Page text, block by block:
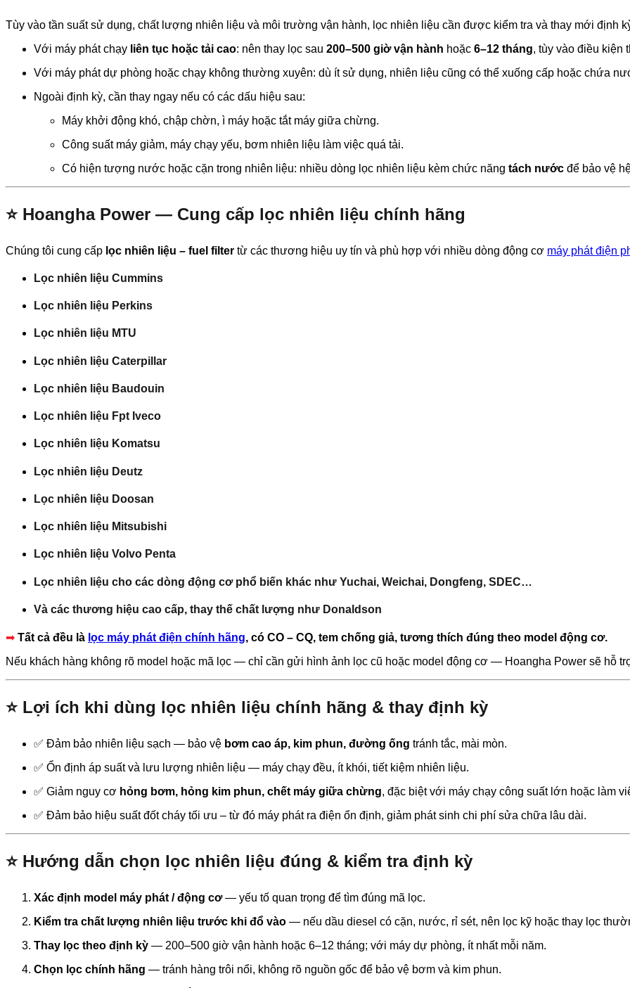
Tùy vào tần suất sử dụng, chất lượng nhiên liệu và môi trường vận hành, lọc nhiên liệu cần được kiểm tra và thay mới định
Với máy phát chạy liên tục hoặc tải cao: nên thay lọc sau 200–500 giờ vận hành hoặc 6–12 tháng, tùy vào điều kiện
Với máy phát dự phòng hoặc chạy không thường xuyên: dù ít sử dụng, nhiên liệu cũng có thể xuống cấp hoặc chứa
Ngoài định kỳ, cần thay ngay nếu có các dấu hiệu sau:
Máy khởi động khó, chập chờn, ì máy hoặc tắt máy giữa chừng.
Công suất máy giảm, máy chạy yếu, bơm nhiên liệu làm việc quá tải.
Có hiện tượng nước hoặc cặn trong nhiên liệu: nhiều dòng lọc nhiên liệu kèm chức năng tách nước để bảo vệ
⭐ Hoangha Power — Cung cấp lọc nhiên liệu chính hãng
Chúng tôi cung cấp lọc nhiên liệu – fuel filter từ các thương hiệu uy tín và phù hợp với nhiều dòng động cơ máy phát điện
Lọc nhiên liệu Cummins
Lọc nhiên liệu Perkins
Lọc nhiên liệu MTU
Lọc nhiên liệu Caterpillar
Lọc nhiên liệu Baudouin
Lọc nhiên liệu Fpt Iveco
Lọc nhiên liệu Komatsu
Lọc nhiên liệu Deutz
Lọc nhiên liệu Doosan
Lọc nhiên liệu Mitsubishi
Lọc nhiên liệu Volvo Penta
Lọc nhiên liệu cho các dòng động cơ phổ biến khác như Yuchai, Weichai, Dongfeng, SDEC…
Và các thương hiệu cao cấp, thay thế chất lượng như Donaldson
➡ Tất cả đều là lọc máy phát điện chính hãng, có CO – CQ, tem chống giả, tương thích đúng theo model động cơ.
Nếu khách hàng không rõ model hoặc mã lọc — chỉ cần gửi hình ảnh lọc cũ hoặc model động cơ — Hoangha Power sẽ hỗ
⭐ Lợi ích khi dùng lọc nhiên liệu chính hãng & thay định kỳ
✅ Đảm bảo nhiên liệu sạch — bảo vệ bơm cao áp, kim phun, đường ống tránh tắc, mài mòn.
✅ Ổn định áp suất và lưu lượng nhiên liệu — máy chạy đều, ít khói, tiết kiệm nhiên liệu.
✅ Giảm nguy cơ hỏng bơm, hỏng kim phun, chết máy giữa chừng, đặc biệt với máy chạy công suất lớn hoặc làm
✅ Đảm bảo hiệu suất đốt cháy tối ưu – từ đó máy phát ra điện ổn định, giảm phát sinh chi phí sửa chữa lâu dài.
⭐ Hướng dẫn chọn lọc nhiên liệu đúng & kiểm tra định kỳ
Xác định model máy phát / động cơ— yếu tố quan trọng để tìm đúng mã lọc.
Kiểm tra chất lượng nhiên liệu trước khi đổ vào — nếu dầu diesel có cặn, nước, rỉ sét, nên lọc kỹ hoặc thay lọc
Thay lọc theo định kỳ — 200–500 giờ vận hành hoặc 6–12 tháng; với máy dự phòng, ít nhất mỗi năm.
Chọn lọc chính hãng — tránh hàng trôi nổi, không rõ nguồn gốc để bảo vệ bơm và kim phun.